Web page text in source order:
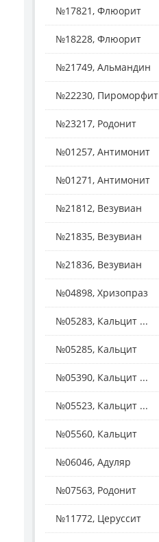
№17821, Флюорит
№18228, Флюорит
№21749, Альмандин
№22230, Пироморфит
№23217, Родонит
№01257, Антимонит
№01271, Антимонит
№21812, Везувиан
№21835, Везувиан
№21836, Везувиан
№04898, Хризопраз
№05283, Кальцит ...
№05285, Кальцит
№05390, Кальцит ...
№05523, Кальцит ...
№05560, Кальцит
№06046, Адуляр
№07563, Родонит
№11772, Церуссит